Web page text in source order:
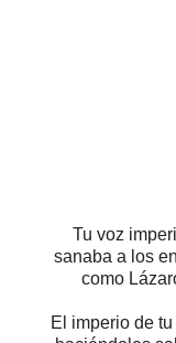
Tu voz
sanaba a los
como
El imperio de